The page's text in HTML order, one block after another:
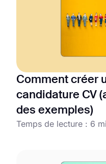
Comment créer
candidature CV
des exemples)
Temps de lecture : 6